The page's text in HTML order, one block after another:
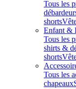
Tous les
shorts
Enfant &
Tous les
shirts &
shorts
Tous les
chapeaux